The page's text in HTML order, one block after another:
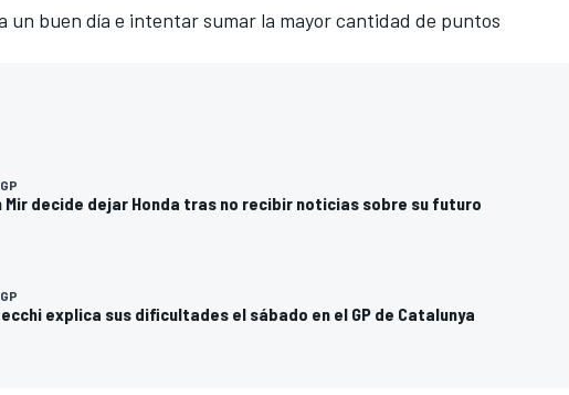
un buen día e intentar sumar la mayor cantidad de puntos
Mir decide dejar Honda tras no recibir noticias sobre su futuro
explica sus dificultades el sábado en el GP de Catalunya